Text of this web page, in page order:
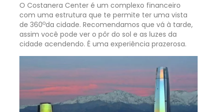
O Costanera Center é um complexo financeiro
com uma estrutura que te permite ter uma vista
de 360oda cidade. Recomendamos que vá à tarde,
assim você pode ver o pôr do sol e as luzes da
cidade acendendo. É uma experiência prazerosa.